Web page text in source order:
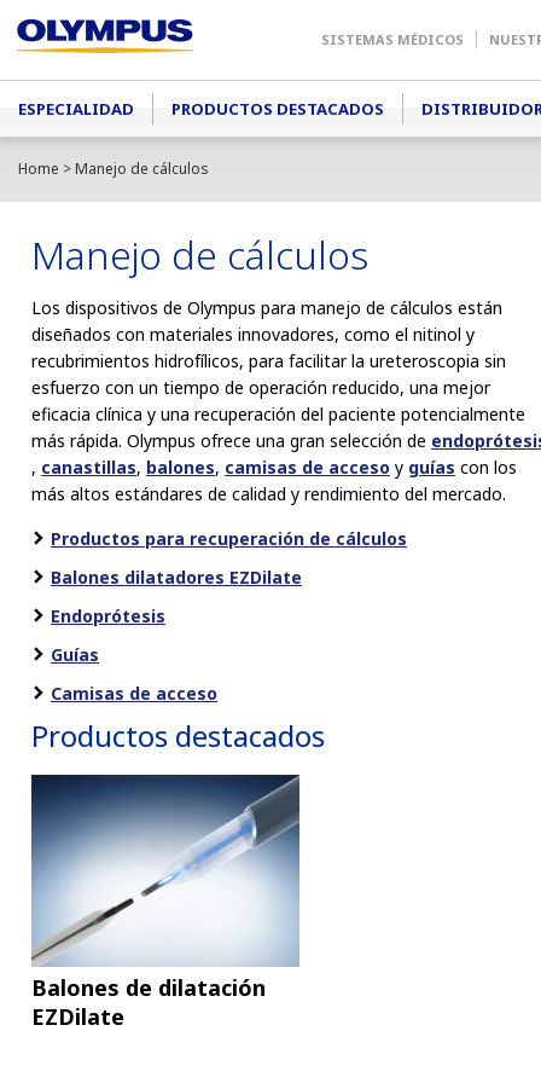
SISTEMAS MÉDICOS
Main menu
ESPECIALIDAD PRODUCTOS DESTACADOS
Home > Manejo de cálculos
Manejo de cálculos
Los dispositivos de Olympus para manejo de cálculos están
diseñados con materiales innovadores, como el nitinol y
recubrimientos hidrofílicos, para facilitar la ureteroscopia sin
esfuerzo con un tiempo de operación reducido, una mejor
eficacia clínica y una recuperación del paciente potencialmente
más rápida. Olympus ofrece una gran selección de
, canastillas, balones, camisas de acceso y guías con los
más altos estándares de calidad y rendimiento del mercado.
Productos para recuperación de cálculos
Balones dilatadores EZDilate
Endoprótesis
Guías
Camisas de acceso
Productos destacados
Balones de dilatación
EZDilate